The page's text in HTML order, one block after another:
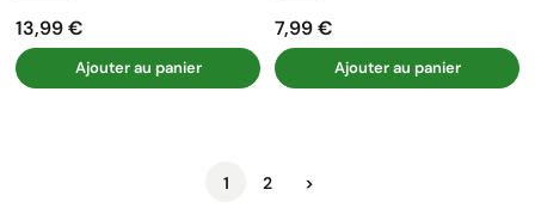
Prix
13,99 €
Ajouter au panier
Prix
7,99 €
Ajouter au panier
1 2 Suivant
>